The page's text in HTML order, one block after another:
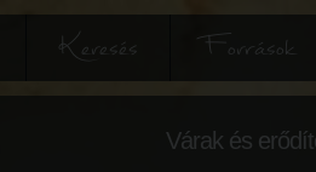
Keresés Források
Várak és